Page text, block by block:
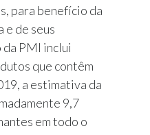
para benefício da
e de seus
PMI inclui
que contêm
a estimativa da
9,7
em todo o